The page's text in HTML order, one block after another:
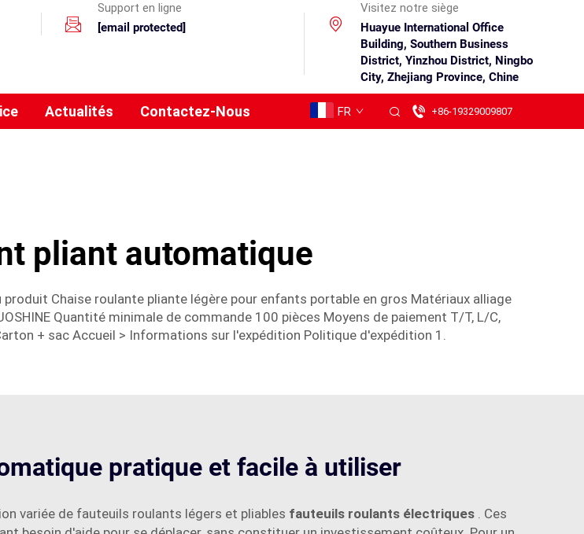
Support en ligne
[email protected]
Visitez notre siège
Huayue International Office
Building, Southern Business
District, Yinzhou District, Ningbo
City, Zhejiang Province, Chine
Actualités Contactez-Nous FR +86-19329009807
pliant automatique
Chaise roulante pliante légère pour enfants portable en gros Matériaux alliage
Quantité minimale de commande 100 pièces Moyens de paiement T/T, L/C,
+ sac Accueil > Informations sur l'expédition Politique d'expédition 1.
pratique et facile à utiliser
variée de fauteuils roulants légers et pliables fauteuils roulants électriques . Ces